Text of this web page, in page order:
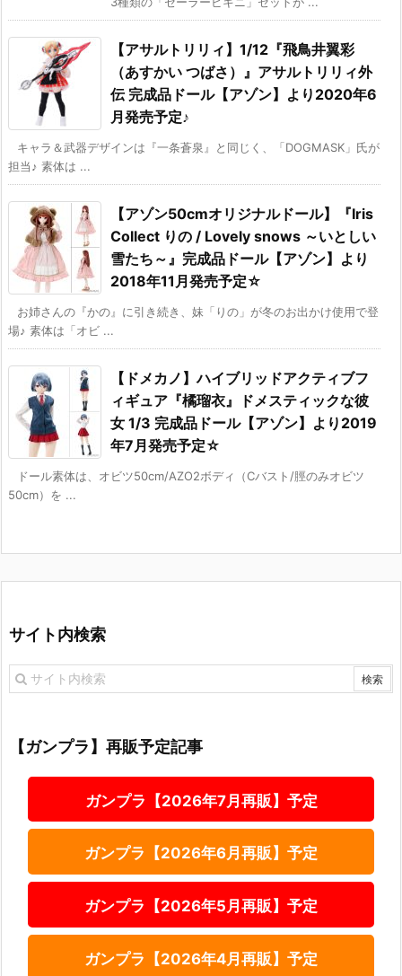
【アサルトリリィ】1/12『飛鳥井翼彩
（あすかい つばさ）』アサルトリリィ外
伝 完成品ドール【アゾン】より2020年6
月発売予定♪
キャラ＆武器デザインは『一条蒼泉』と同じく、「DOGMASK」氏が
担当♪ 素体は ...
【アゾン50cmオリジナルドール】『Iris
Collect りの / Lovely snows ～いとしい
雪たち～』完成品ドール【アゾン】より
2018年11月発売予定☆
お姉さんの『かの』に引き続き、妹「りの」が冬のお出かけ使用で登
場♪ 素体は「オビ ...
【ドメカノ】ハイブリッドアクティブフ
ィギュア『橘瑠衣』ドメスティックな彼
女 1/3 完成品ドール【アゾン】より2019
年7月発売予定☆
ドール素体は、オビツ50cm/AZO2ボディ（Cバスト/脛のみオビツ
50cm）を ...
サイト内検索
【ガンプラ】再販予定記事
ガンプラ【2026年7月再販】予定
ガンプラ【2026年6月再販】予定
ガンプラ【2026年5月再販】予定
ガンプラ【2026年4月再販】予定